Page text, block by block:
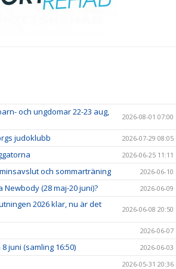
och ungdomar 22-23 aug,
2026-08-01 07:00
judoklubb 2026-07-29 08:05
2026-06-25 11:11
och sommarträning 2026-06-10
(28 maj-20 juni)? 2026-06-09
2026 klar, nu är det
2026-06-08 20:50
2026-06-07
juni (samling 16:50) 2026-06-03
2026-05-31 20:36